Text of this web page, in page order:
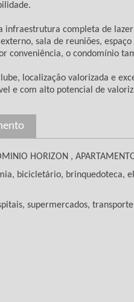
infraestrutura completa de
sala de reuniões,
conveniência, o condomínio
localização valorizada e
e com alto potencial de
HORIZON ,
bicicletário, brinquedoteca,
supermercados,